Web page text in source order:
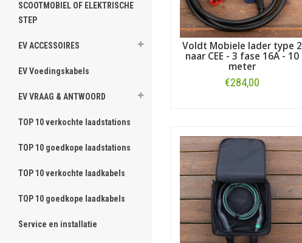
SCOOTMOBIEL OF ELEKTRISCHE
STEP
EV ACCESSOIRES
EV Voedingskabels
EV VRAAG & ANTWOORD
TOP 10 verkochte laadstations
TOP 10 goedkope laadstations
TOP 10 verkochte laadkabels
TOP 10 goedkope laadkabels
Service en installatie
Voldt Mobiele lader type 2
naar CEE - 3 fase 16A - 10
meter
€284,00